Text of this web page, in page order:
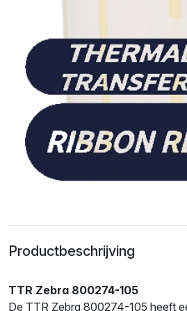
Productbeschrijving
TTR Zebra 800274-105
De TTR Zebra 800274-105 heeft